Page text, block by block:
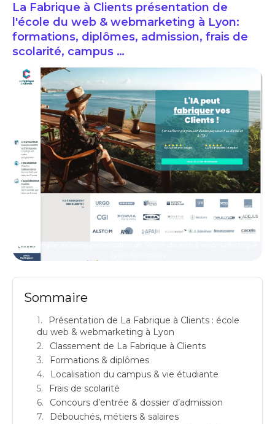
La Fabrique à Clients présentation de
l'école du web & webmarketing à Lyon:
formations, diplômes, admission, frais de
scolarité, campus …
La Fabrique à Clients présentation de l'école du web & webmarketing à
Sommaire
Présentation de La Fabrique à Clients : école
du web & webmarketing à Lyon
Classement de La Fabrique à Clients
Formations & diplômes
Localisation du campus & vie étudiante
Frais de scolarité
Concours d’entrée & dossier d’admission
Débouchés, métiers & salaires